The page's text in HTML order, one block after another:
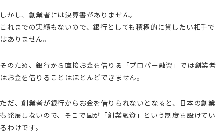
しかし、創業者には決算書がありません。
これまでの実績もないので、銀行としても積極的に貸したい相手で
はありません。
そのため、銀行から直接お金を借りる「プロパー融資」では創業者
はお金を借りることはほとんどできません。
ただ、創業者が銀行からお金を借りられないとなると、日本の創業
も発展しないので、そこで国が「創業融資」という制度を設けてい
るわけです。